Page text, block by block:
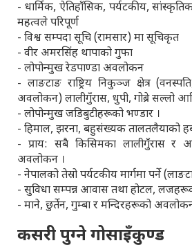
- धार्मिक, ऐतिहाँसिक, पर्यटकीय,
महत्वले परिपूर्ण
- विश्व सम्पदा सूचि (रामसार) मा सूचिकृत
- वीर अमरसिंह थापाको गुफा
- लोपोन्मुख रेडपाण्डा अवलोकन
- लाङटाङ राष्ट्रिय निकुञ्ज क्षेत्र
अवलोकन) लालीगुँरास, धुपी, गोब्रे सल्लो
- लोपोन्मुख जडिबुटीहरूको भण्डार ।
- हिमाल, झरना, बहुसंख्यक तालतलैयाको
- प्राय: सबै किसिमका लालीगुँरास र
अवलोकन ।
- नेपालको तेस्रो पर्यटकीय मार्गमा पर्ने
- सुविधा सम्पन्न आवास तथा होटल,
- माने, छुर्तेन, गुम्बा र मन्दिरहरूको
कसरी पुग्ने गोसाइँकुण्ड